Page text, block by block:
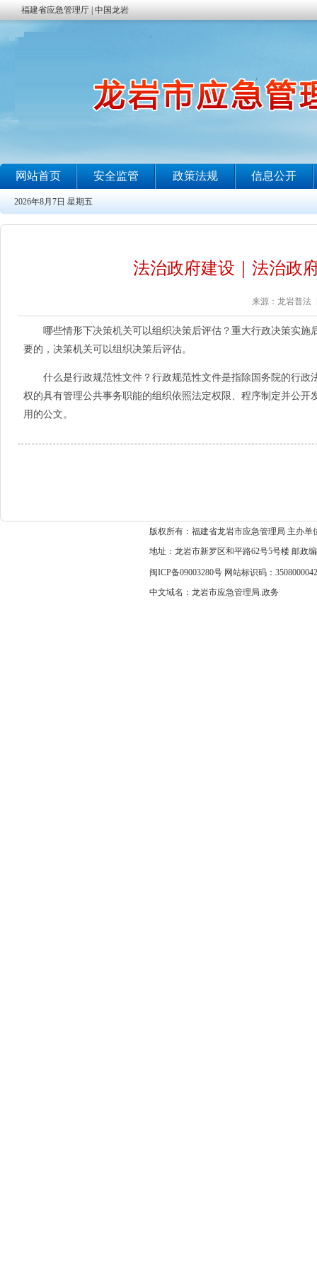
法治政府建设｜法治政
来源：龙岩普法
哪些情形下决策机关可以组织决策后评估？重大行政决策实施
要的，决策机关可以组织决策后评估。
什么是行政规范性文件？行政规范性文件是指除国务院的行政
权的具有管理公共事务职能的组织依照法定权限、程序制定并公
用的公文。